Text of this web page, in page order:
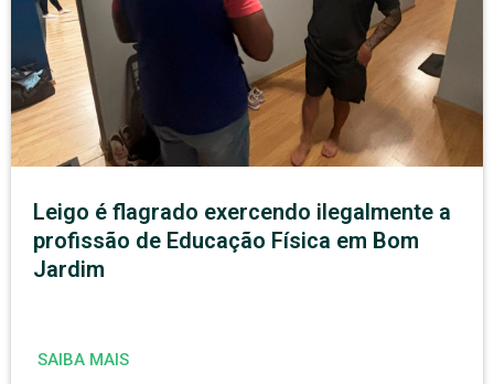
Leigo é flagrado exercendo ilegalmente a
profissão de Educação Física em Bom
Jardim
SAIBA MAIS